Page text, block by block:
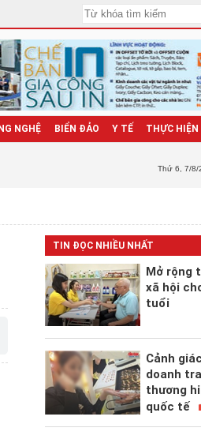
NGHỆ BIỂN ĐẢO Y TẾ THỰC
Thứ 6 , 7/
TIN ĐỌC NHIỀU NHẤT
Mở rộng
xã hội
tuổi
Cảnh
doanh
thương
quốc tế